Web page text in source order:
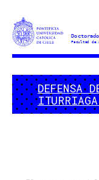
Doctorado
Arquitectura
y
Estudios
Urbanos
DEFENSA